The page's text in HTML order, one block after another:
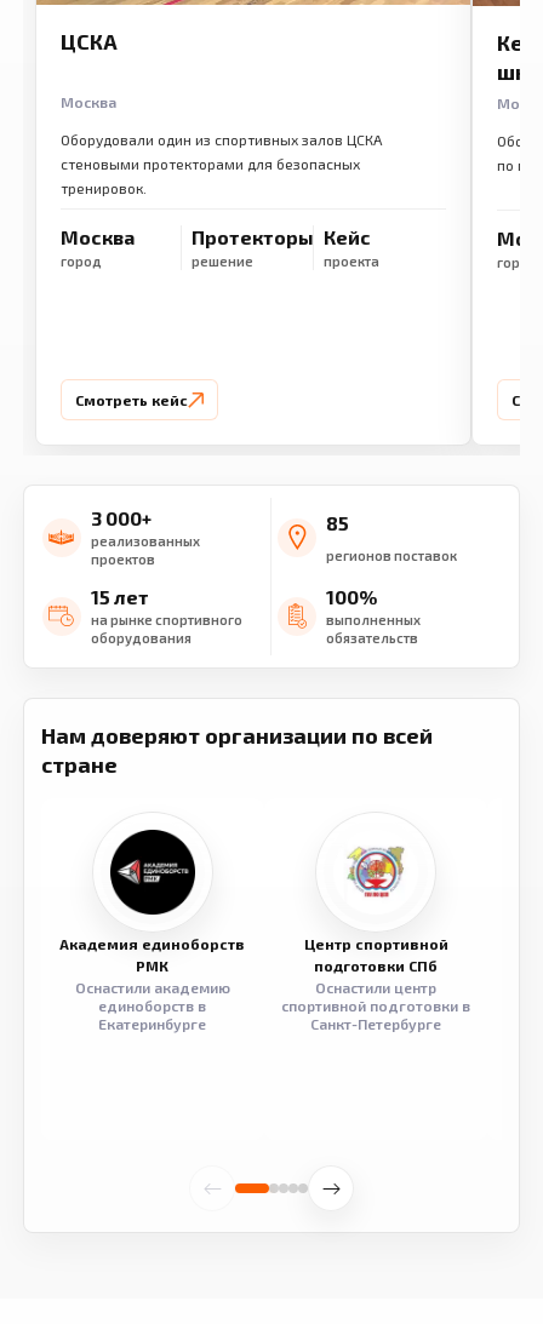
ЦСКА
Москва
Оборудовали один из спортивных залов ЦСКА
стеновыми протекторами для безопасных
тренировок.
Москва
город
Протекторы
решение
Кейс
проекта
Смотреть кейс
по
город
3 000+
реализованных
проектов
85
регионов поставок
15 лет
на рынке спортивного
оборудования
100%
выполненных
обязательств
Нам доверяют организации по всей
стране
Академия единоборств
РМК
Оснастили академию
единоборств в
Екатеринбурге
Центр спортивной
подготовки СПб
Оснастили центр
спортивной подготовки в
Санкт-Петербурге